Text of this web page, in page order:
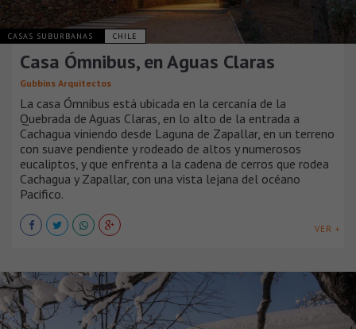
CASAS SUBURBANAS CHILE
Casa Ómnibus, en Aguas Claras
Gubbins Arquitectos
La casa Ómnibus está ubicada en la cercanía de la
Quebrada de Aguas Claras, en lo alto de la entrada a
Cachagua viniendo desde Laguna de Zapallar, en un terreno
con suave pendiente y rodeado de altos y numerosos
eucaliptos, y que enfrenta a la cadena de cerros que rodea
Cachagua y Zapallar, con una vista lejana del océano
Pacifico.
VER +